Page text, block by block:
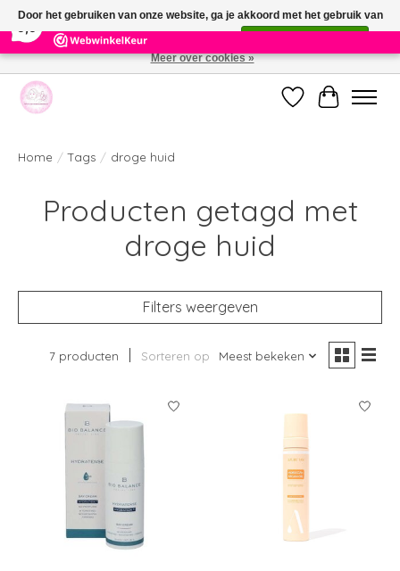
391 Reviews ×
Welkom bij de nieuwe webshop van Parfumerie Marie Rose
Verlanglijst
Home / Tags / droge huid
Producten getagd met
droge huid
Filters weergeven
7 producten Sorteren op Meest bekeken
Door het gebruiken van onze website, ga je akkoord met het gebruik van
cookies om onze website te verbeteren.
Meer over cookies »